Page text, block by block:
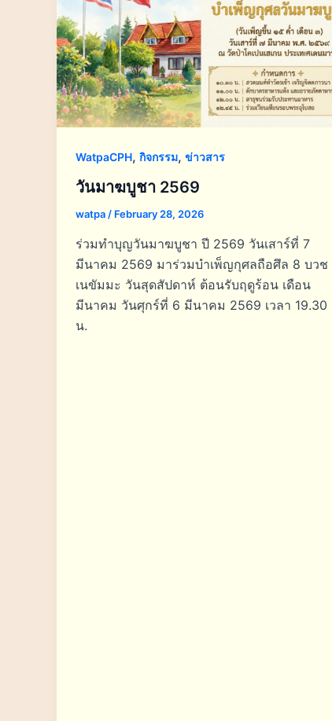
WatpaCPH, กิจกรรม, ข่าวสาร
วันมาฆบูชา 2569
watpa / February 28, 2026
ร่วมทำบุญวันมาฆบูชา ปี 2569 วันเสาร์ที่ 7
มีนาคม 2569 มาร่วมบำเพ็ญกุศลถือศึล 8 บวช
เนขัมมะ วันสุดสัปดาห์ ต้อนรับฤดูร้อน เดือน
มีนาคม วันศุกร์ที่ 6 มีนาคม 2569 เวลา 19.30
น.